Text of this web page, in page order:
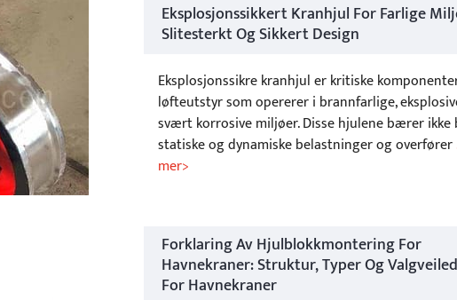
Eksplosjonssikkert Kranhjul For Farlige
Slitesterkt Og Sikkert Design
Eksplosjonssikre kranhjul er kritiske
løfteutstyr som opererer i brannfarlige,
svært korrosive miljøer. Disse hjulene bærer ikke
statiske og dynamiske belastninger og overfører
mer>
Forklaring Av Hjulblokkmontering For
Havnekraner: Struktur, Typer Og
For Havnekraner